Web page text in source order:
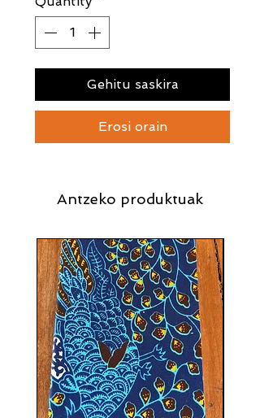
Gehitu saskira
Erosi orain
Antzeko produktuak